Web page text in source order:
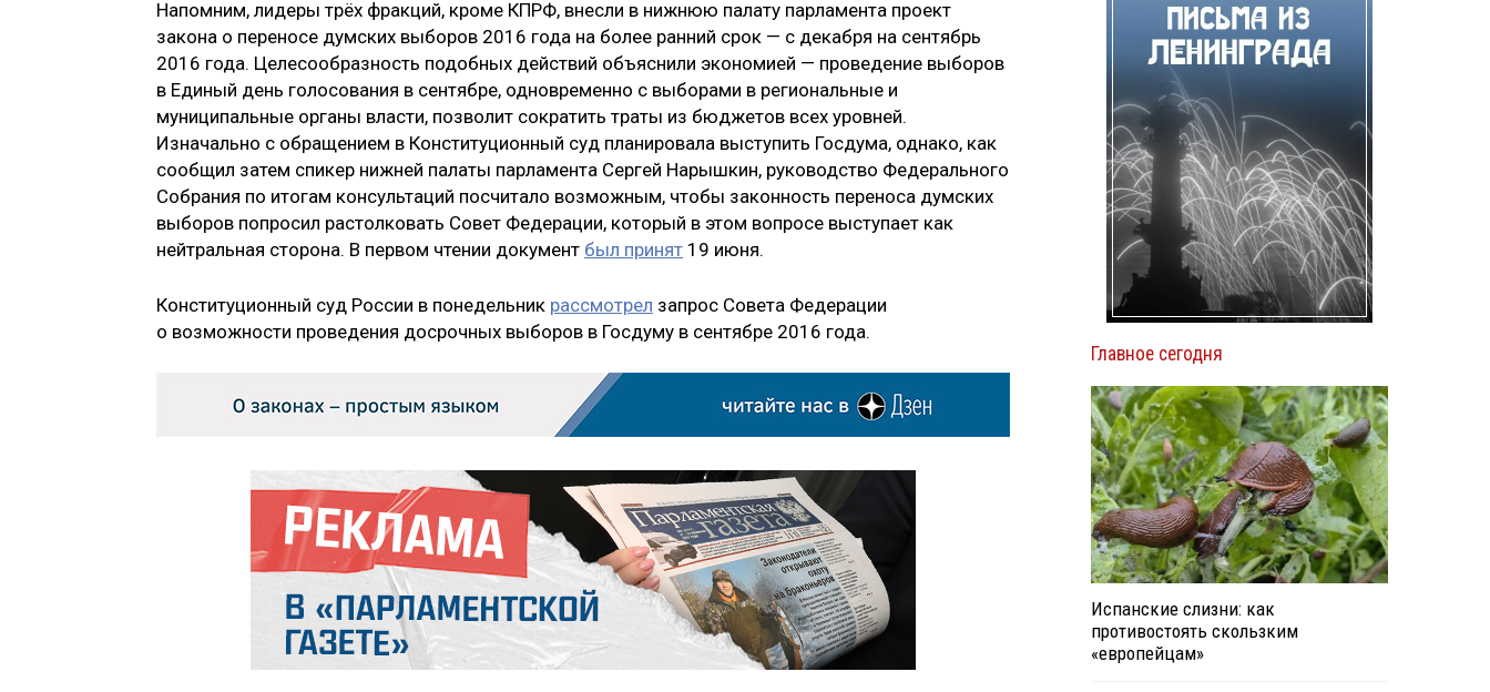
Напомним, лидеры трёх фракций, кроме КПРФ, внесли в нижнюю палату парламента проект
закона о переносе думских выборов 2016 года на более ранний срок — с декабря на сентябрь
2016 года. Целесообразность подобных действий объяснили экономией — проведение выборов
в Единый день голосования в сентябре, одновременно с выборами в региональные и
муниципальные органы власти, позволит сократить траты из бюджетов всех уровней.
Изначально с обращением в Конституционный суд планировала выступить Госдума, однако, как
сообщил затем спикер нижней палаты парламента Сергей Нарышкин, руководство Федерального
Собрания по итогам консультаций посчитало возможным, чтобы законность переноса думских
выборов попросил растолковать Совет Федерации, который в этом вопросе выступает как
нейтральная сторона. В первом чтении документ был принят 19 июня.
Конституционный суд России в понедельник рассмотрел запрос Совета Федерации
о возможности проведения досрочных выборов в Госдуму в сентябре 2016 года.
Главное сегодня
Испанские слизни: как
противостоять скользким
«европейцам»